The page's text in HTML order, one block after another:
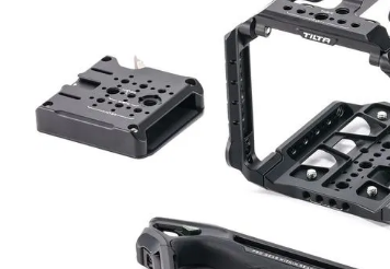
7. ulanzi
8.
9 card memorie
nou